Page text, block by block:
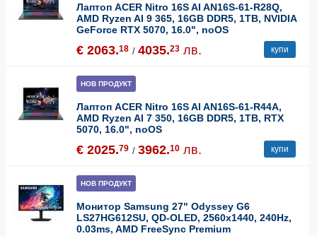
Лаптоп ACER Nitro 16S AI AN16S-61-R28Q,
AMD Ryzen AI 9 365, 16GB DDR5, 1TB, NVIDIA
GeForce RTX 5070, 16.0", noOS
€ 2063.18 / 4035.23 лв. купи
НОВ ПРОДУКТ
Лаптоп ACER Nitro 16S AI AN16S-61-R44A,
AMD Ryzen AI 7 350, 16GB DDR5, 1TB, RTX
5070, 16.0", noOS
€ 2025.79 / 3962.10 лв. купи
НОВ ПРОДУКТ
Монитор Samsung 27" Odyssey G6
LS27HG612SU, QD-OLED, 2560x1440, 240Hz,
0.03ms, AMD FreeSync Premium